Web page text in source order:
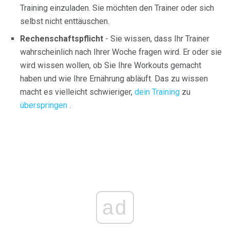
Training einzuladen. Sie möchten den Trainer oder sich
selbst nicht enttäuschen.
Rechenschaftspflicht - Sie wissen, dass Ihr Trainer
wahrscheinlich nach Ihrer Woche fragen wird. Er oder sie
wird wissen wollen, ob Sie Ihre Workouts gemacht
haben und wie Ihre Ernährung abläuft. Das zu wissen
macht es vielleicht schwieriger, dein Training zu
überspringen .
ad